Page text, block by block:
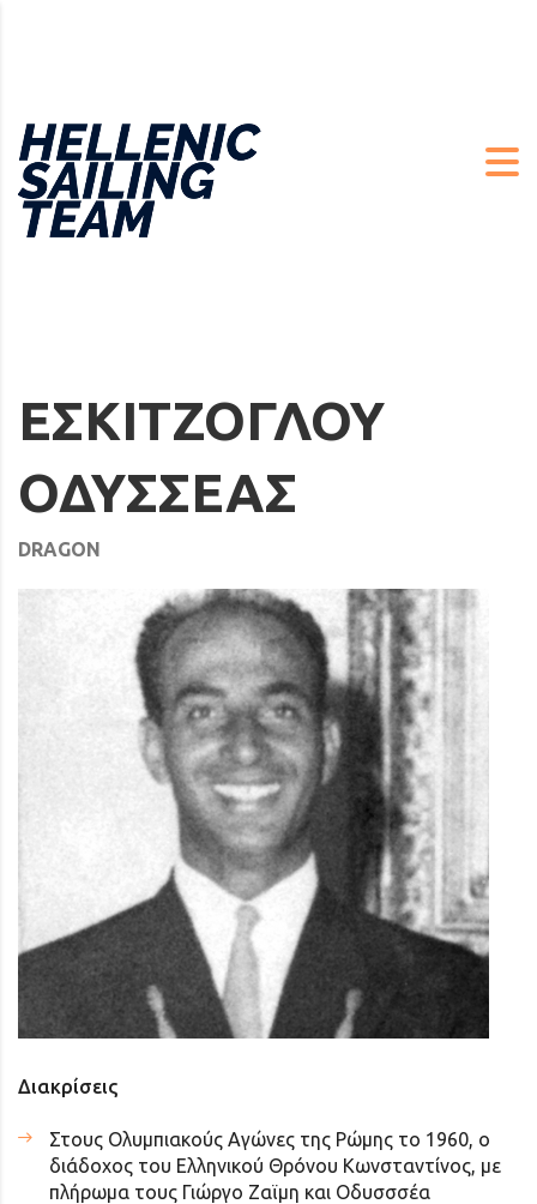
ΕΣΚΙΤΖΟΓΛΟΥ
ΟΔΥΣΣΕΑΣ
DRAGON
Διακρίσεις
Στους Ολυμπιακούς Αγώνες της Ρώμης το 1960, ο
διάδοχος του Ελληνικού Θρόνου Κωνσταντίνος, με
πλήρωμα τους Γιώργο Ζαϊμη και Οδυσσσέα